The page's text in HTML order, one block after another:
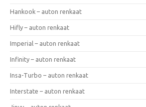
Hankook – auton renkaat
Hifly – auton renkaat
Imperial – auton renkaat
Infinity – auton renkaat
Insa-Turbo – auton renkaat
Interstate – auton renkaat